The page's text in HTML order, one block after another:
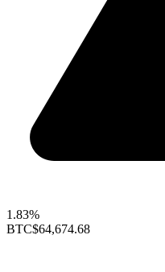
1.83%
BTC$64,674.68